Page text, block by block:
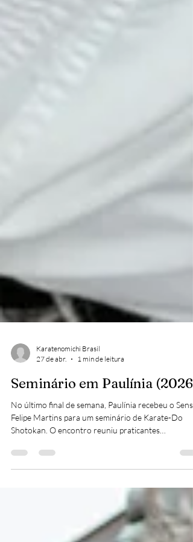
27 de abr.
1 min de leitura
Seminário em Paulínia (2026)
No último final de semana, Paulínia recebeu o
Shotokan. O encontro reuniu praticantes
comprometidos, com treinos, revisão de
clima foi de foco, respeito e dedicação. Um
importante para fortalecer o karatê tradicional e a
conexão entre todos os participantes.